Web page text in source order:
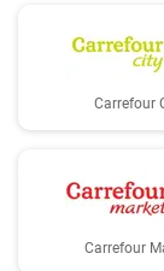
Carrefour
Carrefour